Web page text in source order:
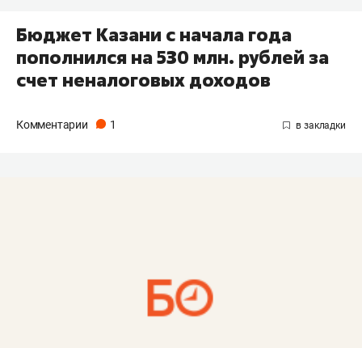
Бюджет Казани с начала года
пополнился на 530 млн. рублей за
счет неналоговых доходов
Комментарии 1